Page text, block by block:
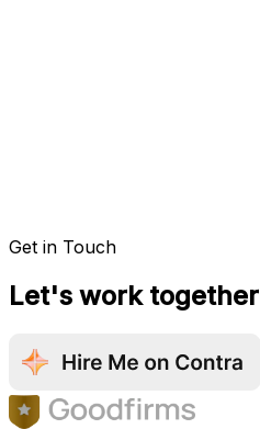
Get in Touch
Let's work together